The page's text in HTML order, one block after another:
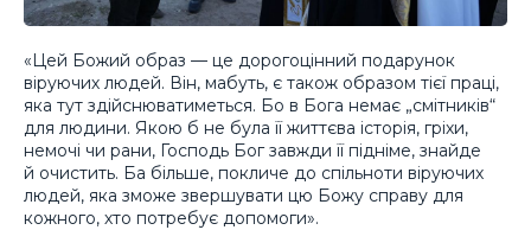
«Цей Божий образ — це дорогоцінний подарунок
віруючих людей. Він, мабуть, є також образом тієї праці,
яка тут здійснюватиметься. Бо в Бога немає „смітників“
для людини. Якою б не була її життєва історія, гріхи,
немочі чи рани, Господь Бог завжди її підніме, знайде
й очистить. Ба більше, покличе до спільноти віруючих
людей, яка зможе звершувати цю Божу справу для
кожного, хто потребує допомоги».